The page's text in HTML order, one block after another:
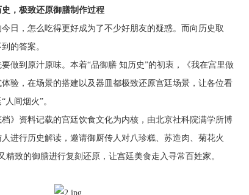
，极致还原御膳制作过程
，怎么吃得更好成为了不少好朋友的疑惑。而向历史取
的答案。
到原汁原味。本着“品御膳 知历史”的初衷，《我在宫里做
验，在场景的搭建以及器皿都极致还原宫廷场景，让各位看
间烟火”。
资料记载的宫廷饮食文化为内核，由北京社科院满学所博
进行历史解读，邀请御厨传人对八珍糕、苏造肉、菊花火
精致的御膳进行复刻还原，让宫廷美食走入寻常百姓家。